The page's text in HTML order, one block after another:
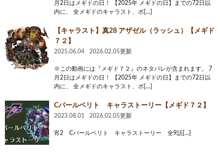
月2日はメギドの日！ 【2025年 メギドの日】までの72日以
内に、 全メギドのキャラスト、ボ[…]
【キャラスト】真28 アザゼル（ラッシュ）【メギド
７２】
2025.06.04 2026.02.05更新
※この動画には『メギド７２』のネタバレが含まれます。 7
月2日はメギドの日！ 【2025年 メギドの日】までの72日以
内に、 全メギドのキャラスト、ボ[…]
Cバールベリト キャラストーリー【メギド７２】
2023.08.01 2026.02.05更新
宵2 Cバールベリト キャラストーリー 全9話[…]